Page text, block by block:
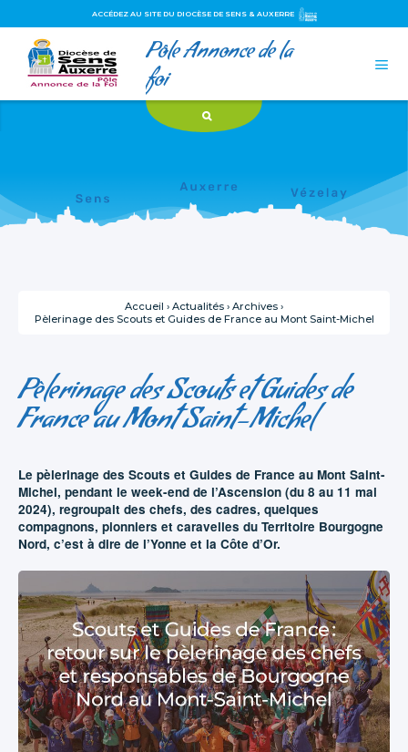
contenu.
la
personnels
ACCÉDEZ AU SITE DU DIOCÈSE DE SENS & AUXERRE
Pôle Annonce de la
foi

Accueil › Actualités › Archives ›
Pèlerinage des Scouts et Guides de France au Mont Saint-Michel
Pèlerinage des Scouts et Guides de
France au Mont Saint-Michel
Le pèlerinage des Scouts et Guides de France au Mont Saint-
Michel, pendant le week-end de l’Ascension (du 8 au 11 mai
2024), regroupait des chefs, des cadres, quelques
compagnons, pionniers et caravelles du Territoire Bourgogne
Nord, c’est à dire de l’Yonne et la Côte d’Or.